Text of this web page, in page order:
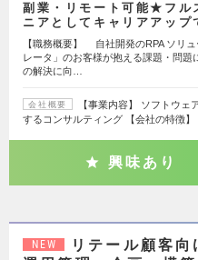
副業・リモート可能★フル
ニアとしてキャリアアップ
【職務概要】 自社開発のRPA ソリ
レータ」のお客様が抱える課題・問題
の解決に向…
会社概要
【事業内容】 ソフトウ
するコンサルティング 【会社の特徴
興味あり
NEW
リテール顧客